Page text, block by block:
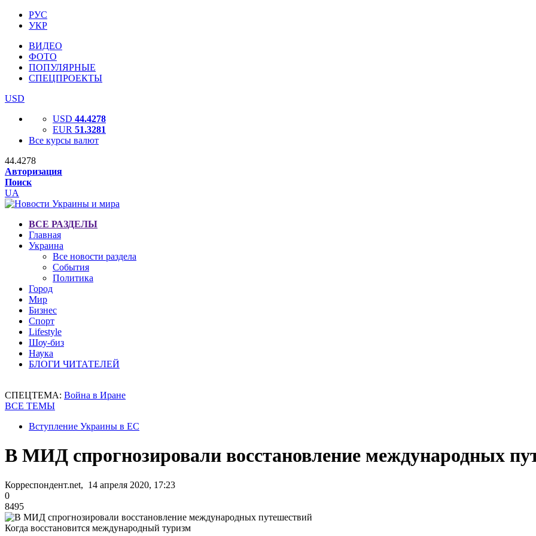
РУС
УКР
ВИДЕО
ФОТО
ПОПУЛЯРНЫЕ
СПЕЦПРОЕКТЫ
USD
USD 44.4278
EUR 51.3281
Все курсы валют
44.4278
Авторизация
Поиск
UA
ВСЕ РАЗДЕЛЫ
Главная
Украина
Все новости раздела
События
Политика
Город
Мир
Бизнес
Спорт
Lifestyle
Шоу-биз
Наука
БЛОГИ ЧИТАТЕЛЕЙ
СПЕЦТЕМА: Война в Иране
ВСЕ ТЕМЫ
Вступление Украины в ЕС
В МИД спрогнозировали восстановление международных
Корреспондент.net, 14 апреля 2020, 17:23
0
8495
Когда восстановится международный туризм